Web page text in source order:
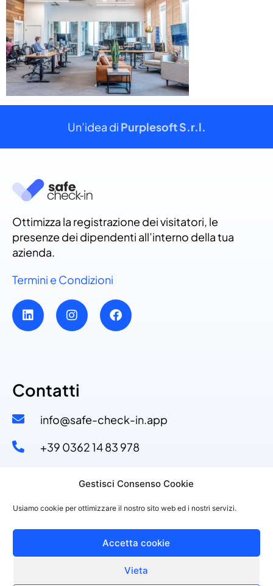
Gestisci Consenso Cookie
Usiamo cookie per ottimizzare il nostro sito web ed i nostri servizi.
Accetta cookie
Vieta
Un’idea di Purplesoft S.r.l.
Ottimizza la registrazione dei visitatori, le
presenze dei dipendenti all’interno della tua
azienda.
Termini e Condizioni
Contatti
info@safe-check-in.app
+39 0362 14 83 978​
Via Dante Alighieri, 4
20822 Seveso (MB)
©2021 PURPLESOFT S.R.L., P.IVA 10143150968